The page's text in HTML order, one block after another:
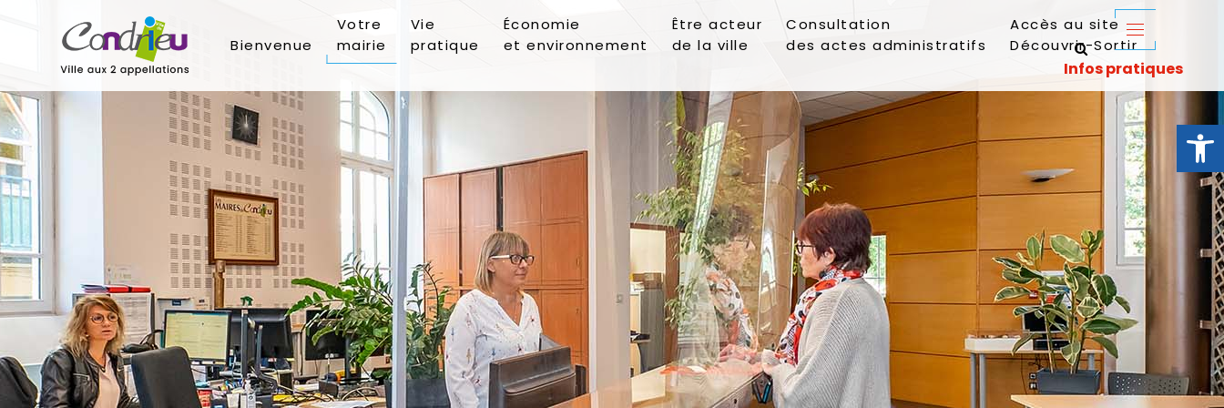
Ouvrir
Bienvenue
Votre
mairie
Vie
pratique
Économie
et environnement
Être acteur
de la ville
Consultation
des actes administratifs
Accès au site
Découvrir-Sortir